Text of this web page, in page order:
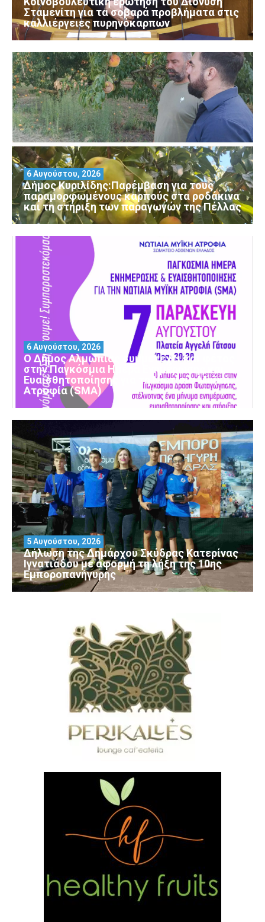
Σταμενίτη για τα σοβαρά προβλήματα στις
καλλιέργειες πυρηνόκαρπων
Δήμος Κυριλίδης:Παρέμβαση για τους
παραμορφωμένους καρπούς στα ροδάκινα
και τη στήριξη των παραγωγών της Πέλλας
6 Αυγούστου, 2026
Ο Δήμος Αλμωπίας συμμετέχει και φέτος
στην Παγκόσμια Ημέρα Ενημέρωσης και
Ευαισθητοποίησης για τη Νωτιαία Μυϊκή
Ατροφία (SMA)
6 Αυγούστου, 2026
Δήλωση της Δημάρχου Σκύδρας Κατερίνας
Ιγνατιάδου με αφορμή τη λήξη της 10ης
Εμποροπανήγυρης
5 Αυγούστου, 2026